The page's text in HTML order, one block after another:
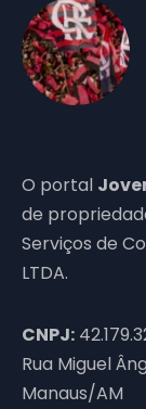
O portal
de
Serviços de
LTDA.
CNPJ:
Rua Miguel
Manaus/AM